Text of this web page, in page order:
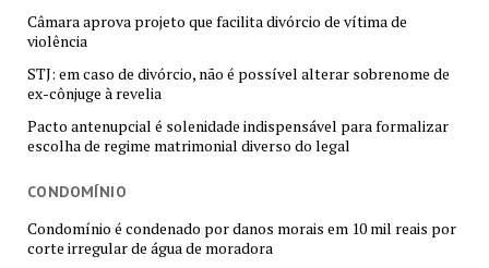
Câmara aprova projeto que facilita divórcio de vítima de
violência
STJ: em caso de divórcio, não é possível alterar sobrenome de
ex-cônjuge à revelia
Pacto antenupcial é solenidade indispensável para formalizar
escolha de regime matrimonial diverso do legal
CONDOMÍNIO
Condomínio é condenado por danos morais em 10 mil reais por
corte irregular de água de moradora